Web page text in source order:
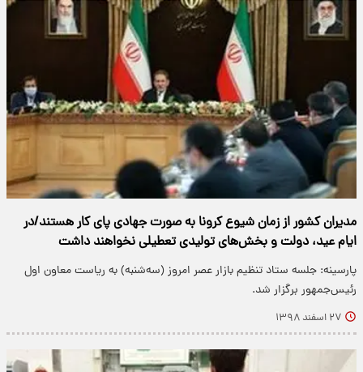
مدیران کشور از زمان شیوع کرونا به صورت جهادی پای کار هستند/در
ایام عید، دولت و بخش‌های تولیدی تعطیلی نخواهند داشت
پارسینه: جلسه ستاد تنظیم بازار عصر امروز (سه‌شنبه) به ریاست معاون اول
رئیس‌جمهور برگزار شد.
۲۷ اسفند ۱۳۹۸